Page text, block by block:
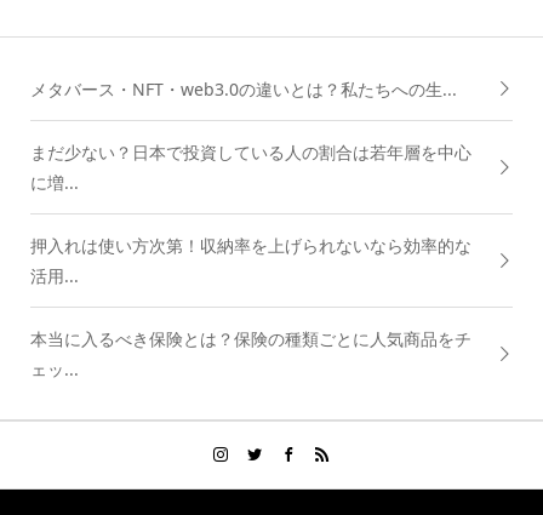
メタバース・NFT・web3.0の違いとは？私たちへの生...
まだ少ない？日本で投資している人の割合は若年層を中心
に増...
押入れは使い方次第！収納率を上げられないなら効率的な
活用...
本当に入るべき保険とは？保険の種類ごとに人気商品をチ
ェッ...